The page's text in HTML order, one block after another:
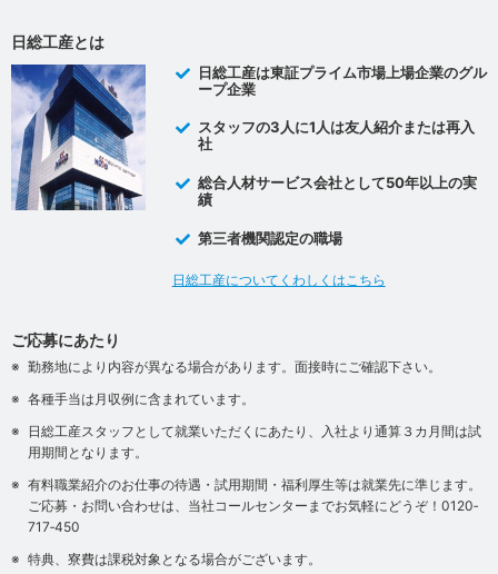
日総工産とは
日総工産は東証プライム市場上場企業のグル
ープ企業
スタッフの3人に1人は友人紹介または再入
社
総合人材サービス会社として50年以上の実
績
第三者機関認定の職場
日総工産についてくわしくはこちら
ご応募にあたり
勤務地により内容が異なる場合があります。面接時にご確認下さい。
各種手当は月収例に含まれています。
日総工産スタッフとして就業いただくにあたり、入社より通算３カ月間は試
用期間となります。
有料職業紹介のお仕事の待遇・試用期間・福利厚生等は就業先に準じます。
ご応募・お問い合わせは、当社コールセンターまでお気軽にどうぞ！0120‐
717‐450
特典、寮費は課税対象となる場合がございます。